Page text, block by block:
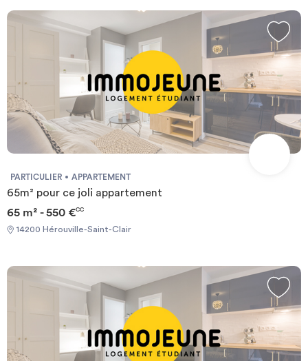
PARTICULIER APPARTEMENT
65m² pour ce joli appartement
65 m² - 550 €CC
14200 Hérouville-Saint-Clair